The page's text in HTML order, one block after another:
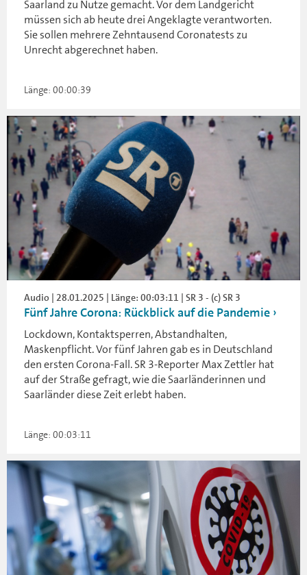
Saarland zu Nutze gemacht. Vor dem Landgericht
müssen sich ab heute drei Angeklagte verantworten.
Sie sollen mehrere Zehntausend Coronatests zu
Unrecht abgerechnet haben.
Länge: 00:00:39
Audio | 28.01.2025 | Länge: 00:03:11 | SR 3 - (c) SR 3
Fünf Jahre Corona: Rückblick auf die Pandemie
Lockdown, Kontaktsperren, Abstandhalten,
Maskenpflicht. Vor fünf Jahren gab es in Deutschland
den ersten Corona-Fall. SR 3-Reporter Max Zettler hat
auf der Straße gefragt, wie die Saarländerinnen und
Saarländer diese Zeit erlebt haben.
Länge: 00:03:11